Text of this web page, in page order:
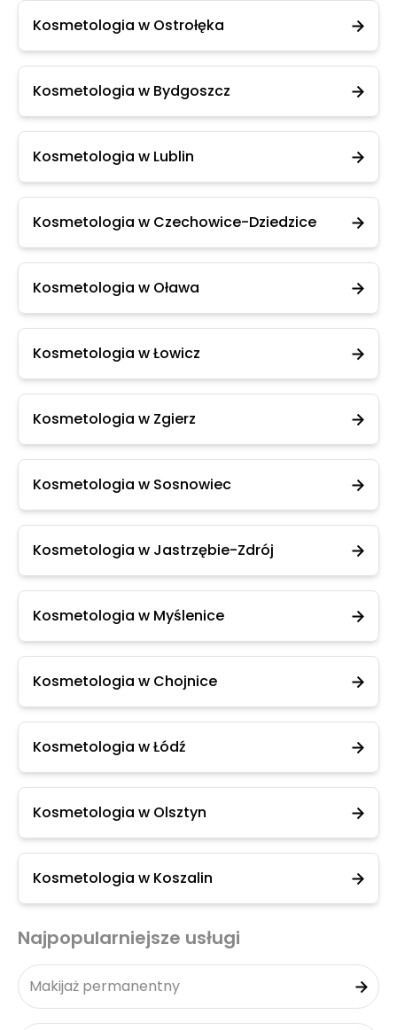
Kosmetologia w Ostrołęka
Kosmetologia w Bydgoszcz
Kosmetologia w Lublin
Kosmetologia w Czechowice-Dziedzice
Kosmetologia w Oława
Kosmetologia w Łowicz
Kosmetologia w Zgierz
Kosmetologia w Sosnowiec
Kosmetologia w Jastrzębie-Zdrój
Kosmetologia w Myślenice
Kosmetologia w Chojnice
Kosmetologia w Łódź
Kosmetologia w Olsztyn
Kosmetologia w Koszalin
Najpopularniejsze usługi
Makijaż permanentny